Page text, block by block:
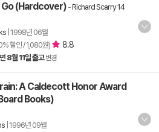
(Hardcover) -Richard Scarry 14
1998년 06월
할인 / 1,080원) 8.8
8월 11일 출고 변경
A Caldecott Honor Award
Books)
1996년 09월